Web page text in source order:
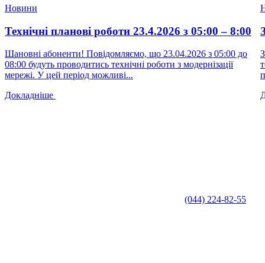
Новини
Технічні планові роботи 23.4.2026 з 05:00 – 8:00
Шановні абоненти! Повідомляємо, що 23.04.2026 з 05:00 до
08:00 будуть проводитись технічні роботи з модернізації
мережі. У цей період можливі...
Докладніше
(044) 224-82-55